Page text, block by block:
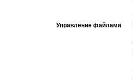
Управление файлами